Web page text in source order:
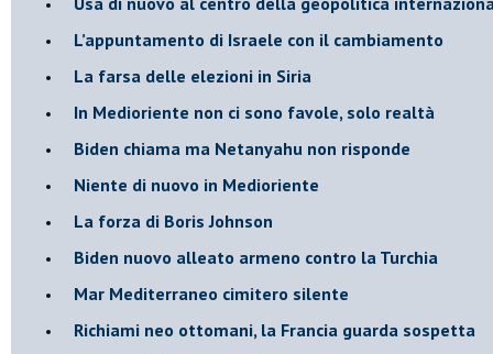
L’appuntamento di Israele con il cambiamento
La farsa delle elezioni in Siria
In Medioriente non ci sono favole, solo realtà
Biden chiama ma Netanyahu non risponde
Niente di nuovo in Medioriente
La forza di Boris Johnson
Biden nuovo alleato armeno contro la Turchia
Mar Mediterraneo cimitero silente
Richiami neo ottomani, la Francia guarda sospetta